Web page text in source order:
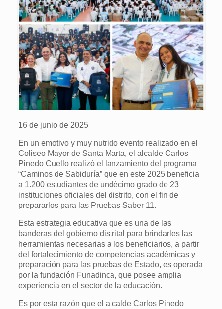
16 de junio de 2025
En un emotivo y muy nutrido evento realizado en el
Coliseo Mayor de Santa Marta, el alcalde Carlos
Pinedo Cuello realizó el lanzamiento del programa
“Caminos de Sabiduría” que en este 2025 beneficia
a 1.200 estudiantes de undécimo grado de 23
instituciones oficiales del distrito, con el fin de
prepararlos para las Pruebas Saber 11.
Esta estrategia educativa que es una de las
banderas del gobierno distrital para brindarles las
herramientas necesarias a los beneficiarios, a partir
del fortalecimiento de competencias académicas y
preparación para las pruebas de Estado, es operada
por la fundación Funadinca, que posee amplia
experiencia en el sector de la educación.
Es por esta razón que el alcalde Carlos Pinedo